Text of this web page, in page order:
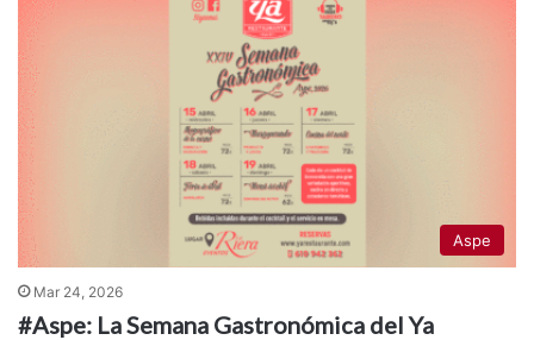
Aspe
Mar 24, 2026
#Aspe: La Semana Gastronómica del Ya